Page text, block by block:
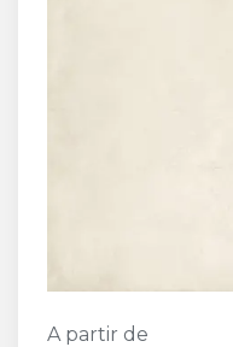
A partir de